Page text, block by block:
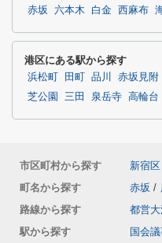
赤坂 六本木 白金 西麻布
港区にある駅から探す
浜松町 田町 品川 赤坂見附
芝公園
三田 泉岳寺 高輪台
市区町村から探す 新宿区
町名から探す
赤坂 /
路線から探す
都営
駅から探す
国会